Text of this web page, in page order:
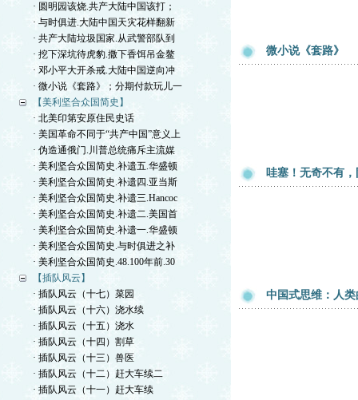
· 圆明园该烧.共产大陆中国该打；
· 与时俱进.大陆中国天灾花样翻新
· 共产大陆垃圾国家.从武警部队到
· 挖下深坑待虎豹.撒下香饵吊金鳌
· 邓小平大开杀戒.大陆中国逆向冲
· 微小说《套路》；分期付款玩儿一
【美利坚合众国简史】
· 北美印第安原住民史话
· 美国革命不同于“共产中国”意义上
· 伪造通俄门.川普总统痛斥主流媒
· 美利坚合众国简史.补遗五.华盛顿
· 美利坚合众国简史.补遗四.亚当斯
· 美利坚合众国简史.补遗三.Hancoc
· 美利坚合众国简史.补遗二.美国首
· 美利坚合众国简史.补遗一.华盛顿
· 美利坚合众国简史.与时俱进之补
· 美利坚合众国简史.48.100年前.30
【插队风云】
· 插队风云（十七）菜园
· 插队风云（十六）浇水续
· 插队风云（十五）浇水
· 插队风云（十四）割草
· 插队风云（十三）兽医
· 插队风云（十二）赶大车续二
· 插队风云（十一）赶大车续
微小说《套路》
哇塞！无奇不有
中国式思维：人